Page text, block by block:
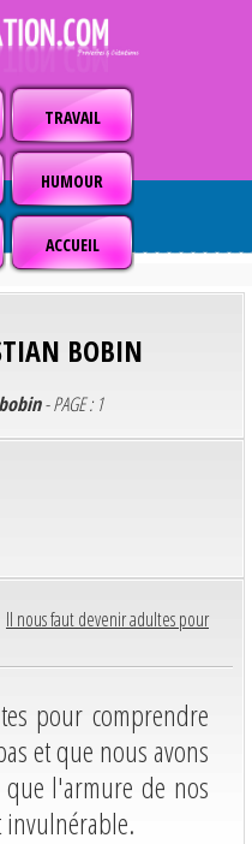
TRAVAIL
HUMOUR
ACCUEIL
BOBIN
- PAGE : 1
Il nous faut devenir adultes pour
pour comprendre
et que nous avons
que l'armure de nos
invulnérable.